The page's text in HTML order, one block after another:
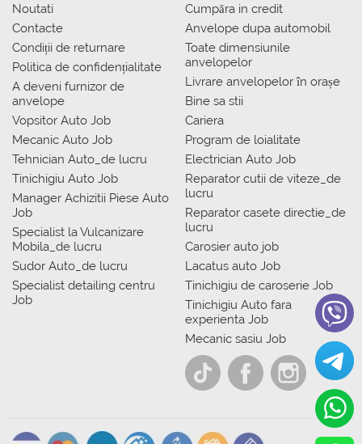
Noutati
Contacte
Condiții de returnare
Politica de confidențialitate
A deveni furnizor de
anvelope
Vopsitor Auto Job
Mecanic Auto Job
Tehnician Auto_de lucru
Tinichigiu Auto Job
Manager Achizitii Piese Auto
Job
Specialist la Vulcanizare
Mobila_de lucru
Sudor Auto_de lucru
Specialist detailing centru
Job
Сumpăra in credit
Anvelope dupa automobil
Toate dimensiunile
anvelopelor
Livrare anvelopelor în orașe
Bine sa stii
Cariera
Program de loialitate
Electrician Auto Job
Reparator cutii de viteze_de
lucru
Reparator casete directie_de
lucru
Carosier auto job
Lacatus auto Job
Tinichigiu de caroserie Job
Tinichigiu Auto fara
experienta Job
Mecanic sasiu Job